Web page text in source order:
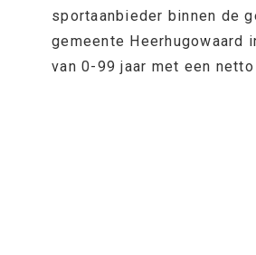
sportaanbieder binnen de
gemeente
van 0-99 jaar met een